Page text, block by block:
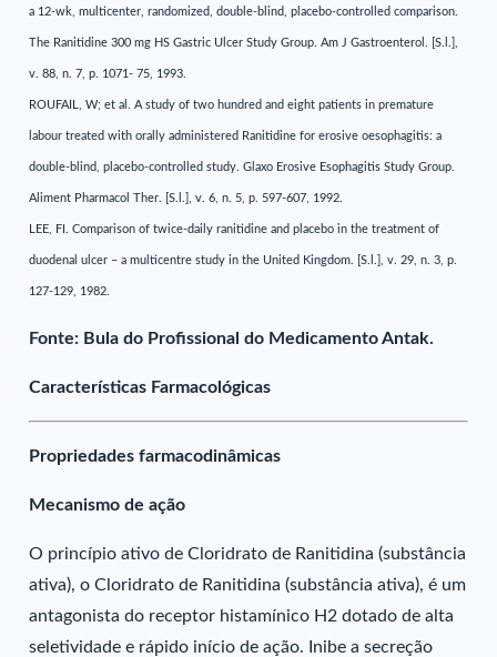
a 12-wk, multicenter, randomized, double-blind, placebo-controlled comparison.
The Ranitidine 300 mg HS Gastric Ulcer Study Group. Am J Gastroenterol. [S.l.],
v. 88, n. 7, p. 1071- 75, 1993.
ROUFAIL, W; et al. A study of two hundred and eight patients in premature
labour treated with orally administered Ranitidine for erosive oesophagitis: a
double-blind, placebo-controlled study. Glaxo Erosive Esophagitis Study Group.
Aliment Pharmacol Ther. [S.l.], v. 6, n. 5, p. 597-607, 1992.
LEE, FI. Comparison of twice-daily ranitidine and placebo in the treatment of
duodenal ulcer – a multicentre study in the United Kingdom. [S.l.], v. 29, n. 3, p.
127-129, 1982.
Fonte: Bula do Profissional do Medicamento Antak.
Características Farmacológicas
Propriedades farmacodinâmicas
Mecanismo de ação
O princípio ativo de Cloridrato de Ranitidina (substância
ativa), o Cloridrato de Ranitidina (substância ativa), é um
antagonista do receptor histamínico H2 dotado de alta
seletividade e rápido início de ação. Inibe a secreção